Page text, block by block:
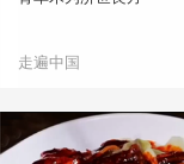
走遍中国